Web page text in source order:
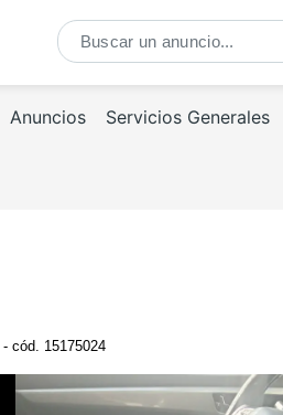
Anuncios Servicios Generales
- cód. 15175024